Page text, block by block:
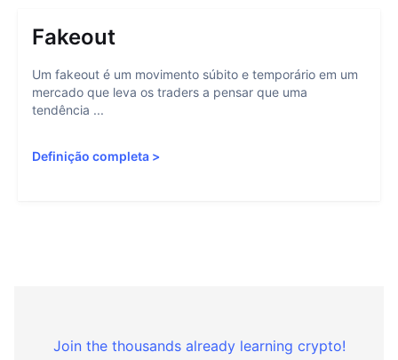
Fakeout
Um fakeout é um movimento súbito e temporário em um
mercado que leva os traders a pensar que uma
tendência ...
Definição completa >
Join the thousands already learning crypto!